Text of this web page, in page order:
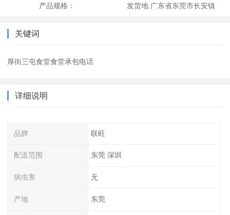
产品规格： 发货地:广东省东莞市长安镇
关键词
厚街三屯食堂食堂承包电话
详细说明
品牌 联旺
配送范围 东莞 深圳
病虫害 无
产地 东莞